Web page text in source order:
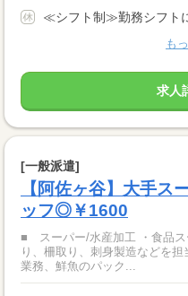
≪シフト制≫勤務シフト
も
求人
[一般派遣]
【阿佐ヶ谷】大手ス
ッフ◎￥1600
■ スーパー/水産加工 ・食品ス
り、柵取り、刺身製造などを
業務、鮮魚のパック...